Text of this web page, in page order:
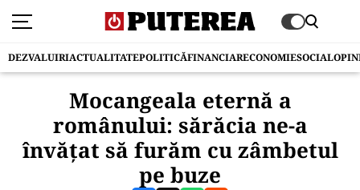
DEZVALUIRIACTUALITATEPOLITICĂFINANCIARECONOMIESOCIAL
Mocangeala eternă a
românului: sărăcia ne-a
învățat să furăm cu zâmbetul
pe buze